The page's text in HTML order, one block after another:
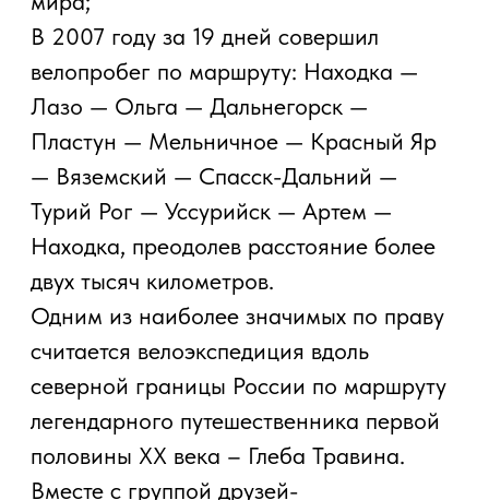
Разработано Добрычевым
© 2026 Павел Конюхов.
Все права защищены.